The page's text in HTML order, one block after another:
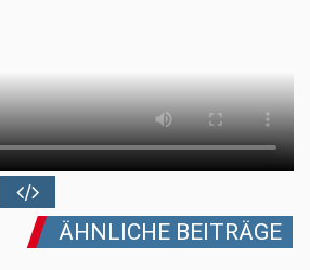
ÄHNLICHE BEITRÄGE